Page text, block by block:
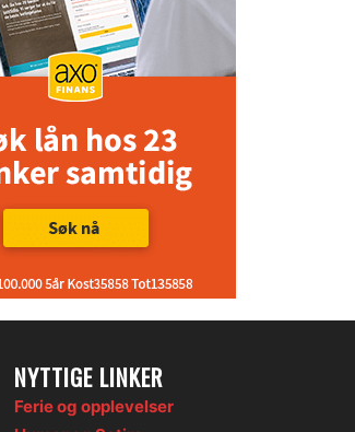
NYTTIGE LINKER
Ferie og opplevelser